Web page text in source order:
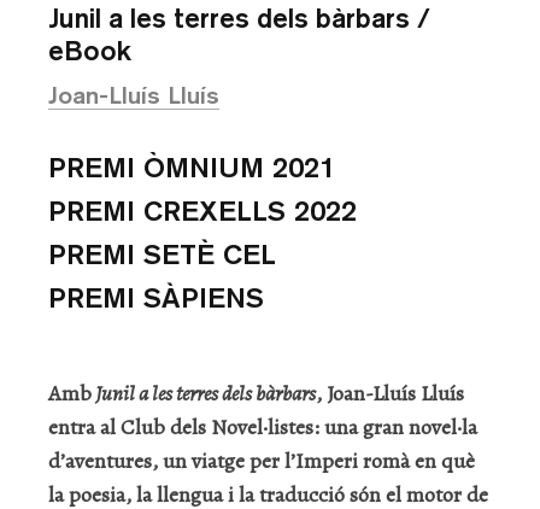
Junil a les terres dels bàrbars /
eBook
Joan-Lluís Lluís
PREMI ÒMNIUM 2021
PREMI CREXELLS 2022
PREMI SETÈ CEL
PREMI SÀPIENS
AmbJunil a les terres dels bàrbars, Joan-Lluís Lluís
entra al Club dels Novel·listes: una gran novel·la
d’aventures, un viatge per l’Imperi romà en què
la poesia, la llengua i la traducció són el motor de